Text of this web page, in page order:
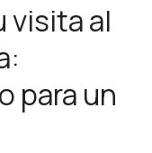
visita al
para un